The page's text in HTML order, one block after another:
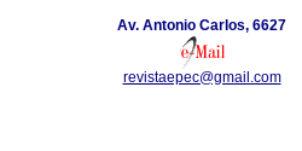
Av. Antonio Carlos, 6627
revistaepec@gmail.com